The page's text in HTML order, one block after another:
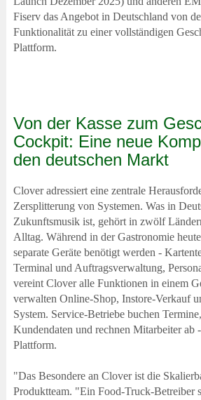
Fiserv das Angebot in Deutschland von
Funktionalität zu einer vollständigen
Plattform.
Von der Kasse zum
Cockpit: Eine neue
den deutschen Markt
Clover adressiert eine zentrale
Zersplitterung von Systemen. Was in
Zukunftsmusik ist, gehört in zwölf
Alltag. Während in der Gastronomie
separate Geräte benötigt werden -
Terminal und Auftragsverwaltung,
vereint Clover alle Funktionen in einem
verwalten Online-Shop, Instore-Verkauf
System. Service-Betriebe buchen
Kundendaten und rechnen Mitarbeiter ab
Plattform.
"Das Besondere an Clover ist die
Produktteam. "Ein Food-Truck-Betreiber